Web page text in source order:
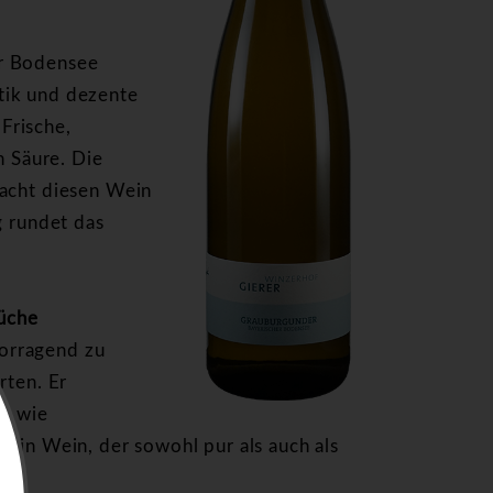
Bodensee
und dezente
Säure. Die
diesen Wein
rundet das
zu
Er
wie
Wein, der sowohl pur als auch als